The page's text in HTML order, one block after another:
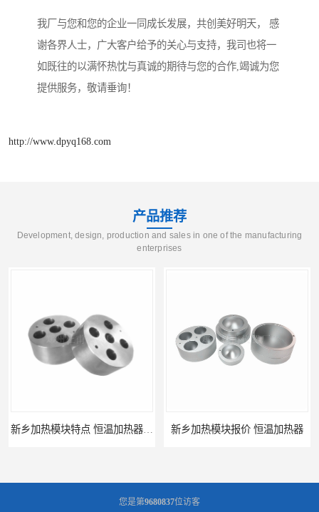
我厂与您和您的企业一同成长发展，共创美好明天， 感
谢各界人士，广大客户给予的关心与支持，我司也将一
如既往的以满怀热忱与真诚的期待与您的合作,竭诚为您
提供服务，敬请垂询！
http://www.dpyq168.com
产品推荐
Development, design, production and sales in one of the manufacturing
enterprises
新乡加热模块报价 恒温加热器 濮阳加热模块批发 干烧金属浴
您是第9680837位访客